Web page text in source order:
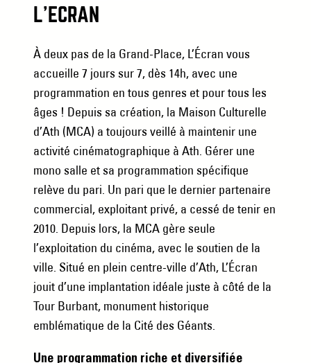
L’ÉCRAN
À deux pas de la Grand-Place, L’Écran vous
accueille 7 jours sur 7, dès 14h, avec une
programmation en tous genres et pour tous les
âges ! Depuis sa création, la Maison Culturelle
d’Ath (MCA) a toujours veillé à maintenir une
activité cinématographique à Ath. Gérer une
mono salle et sa programmation spécifique
relève du pari. Un pari que le dernier partenaire
commercial, exploitant privé, a cessé de tenir en
2010. Depuis lors, la MCA gère seule
l’exploitation du cinéma, avec le soutien de la
ville. Situé en plein centre-ville d’Ath, L’Écran
jouit d’une implantation idéale juste à côté de la
Tour Burbant, monument historique
emblématique de la Cité des Géants.
Une programmation riche et diversifiée